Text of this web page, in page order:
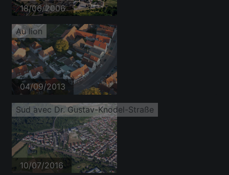
18/06/2006
Au lion
04/09/2013
Sud avec Dr. Gustav-Knodel-Straße
10/07/2016